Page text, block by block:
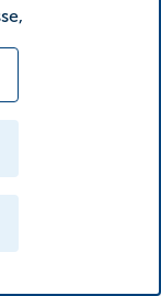
at nettsiden
tilpasse
i
kan når som
i